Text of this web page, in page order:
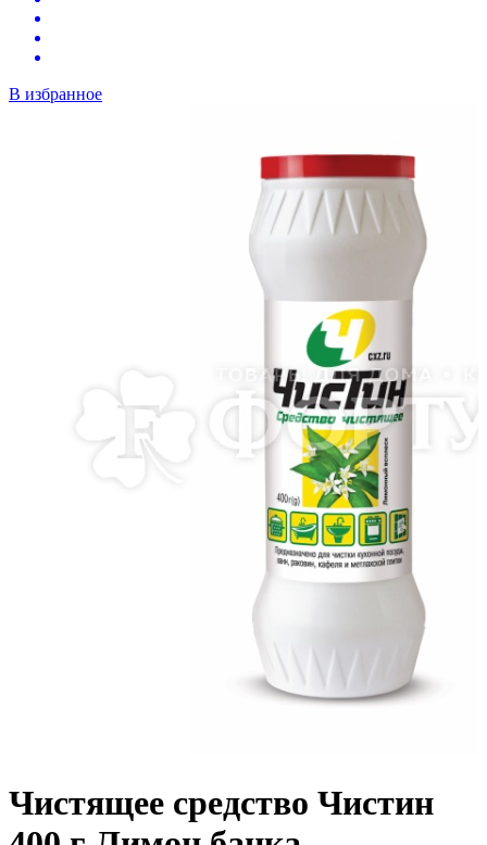
В избранное
Чистящее средство Чистин